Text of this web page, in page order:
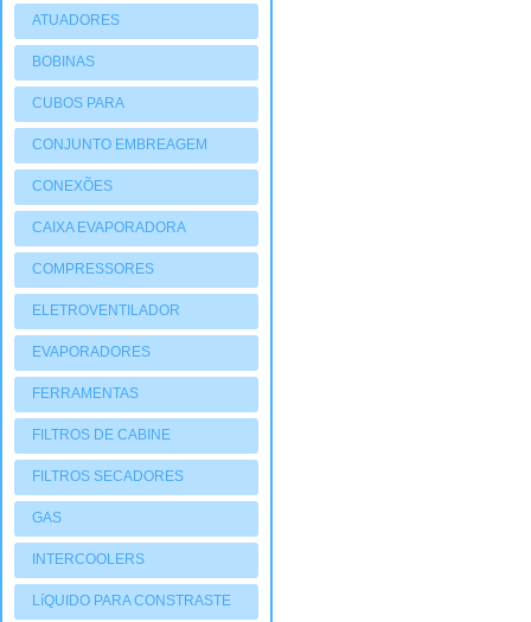
ATUADORES
PNEUMATIOCOS
BOBINAS
CUBOS PARA
COMPRESSORES
CONJUNTO EMBREAGEM
CONEXÕES
CAIXA EVAPORADORA
COMPRESSORES
ELETROVENTILADOR
EVAPORADORES
FERRAMENTAS
FILTROS DE CABINE
FILTROS SECADORES
GAS
INTERCOOLERS
LíQUIDO PARA CONSTRASTE